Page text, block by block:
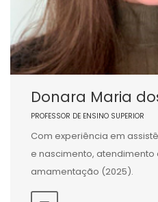
Donara Maria
PROFESSOR DE ENSINO SUPERIOR
Com experiência em
e nascimento,
amamentação (2025).